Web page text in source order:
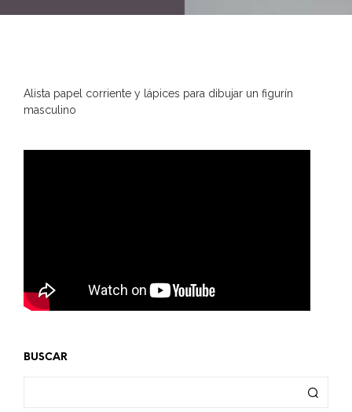
Alista papel corriente y lápices para dibujar un figurín
masculino
BUSCAR